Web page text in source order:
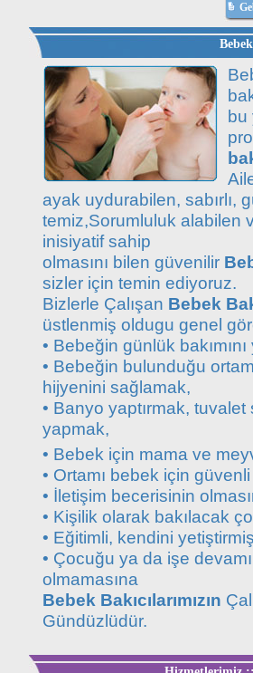
bu
ayak uydurabilen, sabırlı,
temiz,Sorumluluk alabilen
inisiyatif sahip
olmasını bilen güvenilir
sizler için temin ediyoruz.
Bizlerle Çalışan Bebek
üstlenmiş oldugu genel
• Bebeğin günlük
• Bebeğin bulunduğu
hijyenini sağlamak,
• Banyo yaptırmak, tuvalet
yapmak,
• Bebek için mama ve
• Ortamı bebek için
• İletişim becerisinin
• Kişilik olarak bakılacak
• Eğitimli, kendini
• Çocuğu ya da işe
olmamasına
Bebek Bakıcılarımızın
Gündüzlüdür.